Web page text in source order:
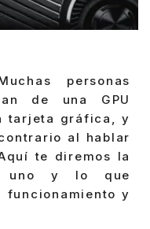
personas
de una GPU
tarjeta gráfica, y
al hablar
te diremos la
uno y lo que
funcionamiento y